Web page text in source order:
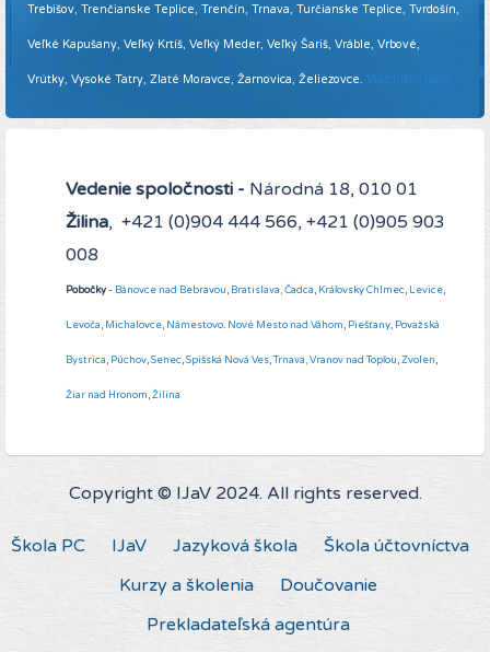
Trebišov, Trenčianske Teplice, Trenčín, Trnava, Turčianske Teplice, Tvrdošín,
Veľké Kapušany, Veľký Krtíš, Veľký Meder, Veľký Šariš, Vráble, Vrbové,
Vrútky, Vysoké Tatry, Zlaté Moravce, Žarnovica, Želiezovce. Viac informácií ...
Vedenie spoločnosti - Národná 18, 010 01
Žilina, +421 (0)904 444 566, +421 (0)905 903
008
Pobočky- Bánovce nad Bebravou, Bratislava,Čadca, Kráľovský Chlmec, Levice,
Levoča, Michalovce, Námestovo. Nové Mesto nad Váhom, Piešťany, Považská
Bystrica, Púchov,Senec,Spišská Nová Ves,Trnava,Vranov nad Topľou,Zvolen,
Žiar nad Hronom,Žilina
Copyright © IJaV 2024. All rights reserved.
Škola PC IJaV Jazyková škola
Škola účtovníctva
Kurzy a školenia
Doučovanie
Prekladateľská agentúra